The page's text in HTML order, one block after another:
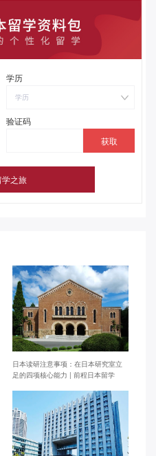
学历
学历
验证码
日本读研注意事项：在日本研究室立
足的四项核心能力 | 前程日本留学